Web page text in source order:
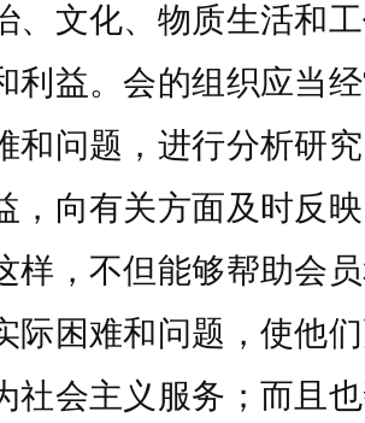
、文化、物质生活和
利益。会的组织应当
和问题，进行分析研
，向有关方面及时反
样，不但能够帮助会
际困难和问题，使他
社会主义服务；而且